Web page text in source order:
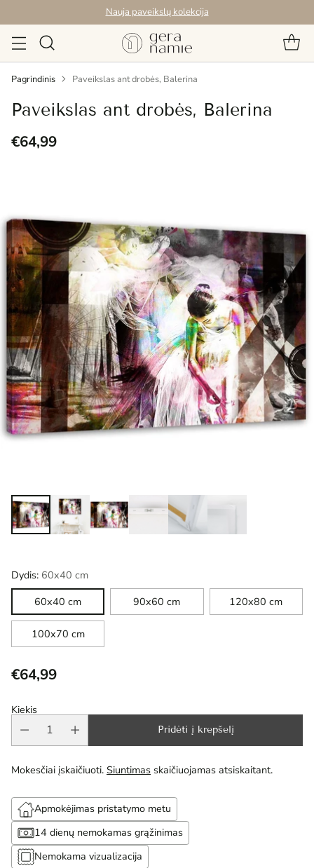
Nauja paveikslų kolekcija
Pagrindinis Paveikslas ant drobės, Balerina
Paveikslas ant drobės, Balerina
Reguliari
€64,99
Dydis: 60x40 cm
60x40 cm
90x60 cm 120x80 cm
100x70 cm
Reguliari
kaina
€64,99
Kiekis
Pridėti į krepšelį
Mokesčiai įskaičiuoti. Siuntimas skaičiuojamas atsiskaitant.
Apmokėjimas pristatymo metu
14 dienų nemokamas grąžinimas
Nemokama vizualizacija